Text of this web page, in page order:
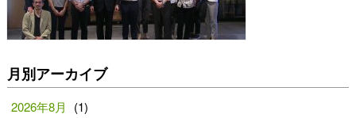
月別アーカイブ
2026年8月
(1)